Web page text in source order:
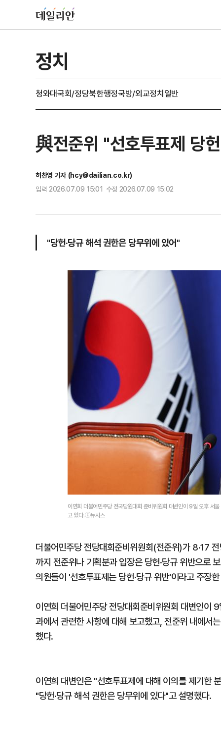
정치
청와대국회/정당북한행정국방/외교정치일반
與전준위 "선호투표제 당
허찬영 기자 (hcy@dailian.co.kr)
입력 2026.07.09 15:01 수정 2026.07.09 15:02
"당헌·당규 해석 권한은 당무위에 있어"
이연희 더불어민주당 전국당원대회 준비위원회 대변인이 9일 오후 서
고 있다.ⓒ뉴시스
더불어민주당 전당대회준비위원회(전준위)가 8·17
까지 전준위나 기획분과 입장은 당헌·당규 위반으로
의원들이 '선호투표제는 당헌·당규 위반'이라고 주장
이연희 더불어민주당 전당대회준비위원회 대변인이
과에서 관련한 사항에 대해 보고했고, 전준위 내에서
했다.
이연희 대변인은 "선호투표제에 대해 이의를 제기한
"당헌·당규 해석 권한은 당무위에 있다"고 설명했다.